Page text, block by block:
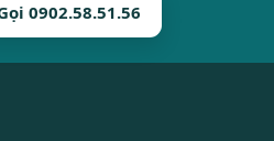
0902.58.51.56